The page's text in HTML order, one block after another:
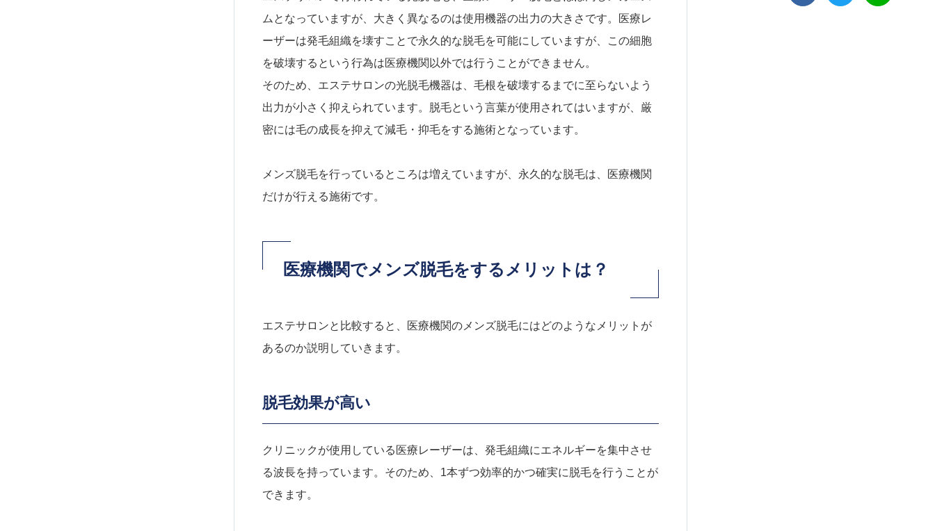
ムとなっていますが、大きく異なるのは使用機器の出力の大きさです。医療レ
ーザーは発毛組織を壊すことで永久的な脱毛を可能にしていますが、この細胞
を破壊するという行為は医療機関以外では行うことができません。
そのため、エステサロンの光脱毛機器は、毛根を破壊するまでに至らないよう
出力が小さく抑えられています。脱毛という言葉が使用されてはいますが、厳
密には毛の成長を抑えて減毛・抑毛をする施術となっています。
メンズ脱毛を行っているところは増えていますが、永久的な脱毛は、医療機関
だけが行える施術です。
医療機関でメンズ脱毛をするメリットは？
エステサロンと比較すると、医療機関のメンズ脱毛にはどのようなメリットが
あるのか説明していきます。
脱毛効果が高い
クリニックが使用している医療レーザーは、発毛組織にエネルギーを集中させ
る波長を持っています。そのため、1本ずつ効率的かつ確実に脱毛を行うことが
できます。